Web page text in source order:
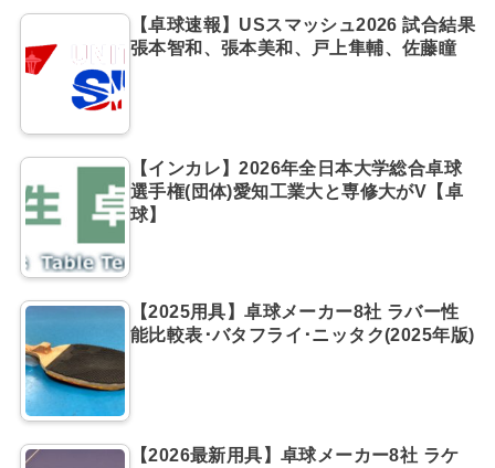
【卓球速報】USスマッシュ2026 試合結果
張本智和、張本美和、戸上隼輔、佐藤瞳
【インカレ】2026年全日本大学総合卓球
選手権(団体)愛知工業大と専修大がV【卓
球】
【2025用具】卓球メーカー8社 ラバー性
能比較表･バタフライ･ニッタク(2025年版)
【2026最新用具】卓球メーカー8社 ラケ